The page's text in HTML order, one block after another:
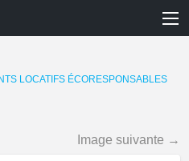
LOCATIFS ÉCORESPONSABLES
Image suivante →